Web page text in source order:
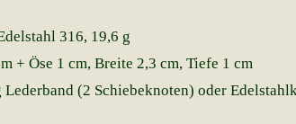
316, 19,6 g
+ Öse 1 cm, Breite 2,3 cm, Tiefe 1 cm
(2 Schiebeknoten) oder